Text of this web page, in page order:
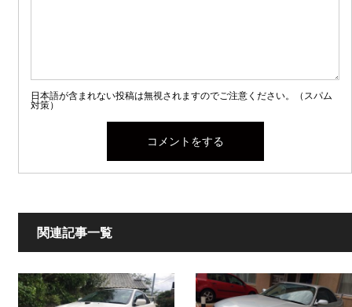
日本語が含まれない投稿は無視されますのでご注意ください。（スパム
対策）
関連記事一覧